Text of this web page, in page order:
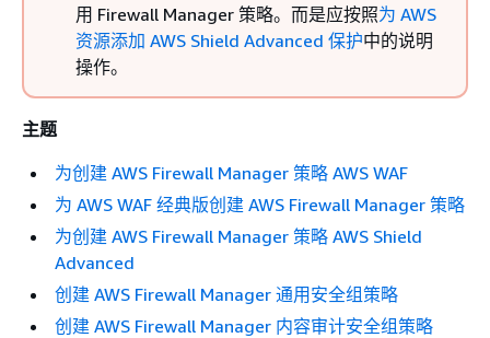
用 Firewall Manager 策略。而是应按照为 AWS
资源添加 AWS Shield Advanced 保护中的说明
操作。
主题
为创建 AWS Firewall Manager 策略 AWS WAF
为 AWS WAF 经典版创建 AWS Firewall Manager 策略
为创建 AWS Firewall Manager 策略 AWS Shield
Advanced
创建 AWS Firewall Manager 通用安全组策略
创建 AWS Firewall Manager 内容审计安全组策略